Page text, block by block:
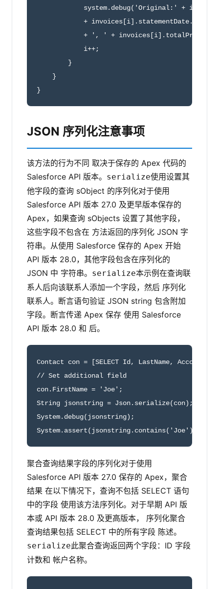
system.debug('Original:' +
+
            + ', ' + invoices[i].totalPrice);
            i++;
        }
    }
}
JSON 序列化注意事项
该方法的行为不同 取决于保存的 Apex 代码的
Salesforce API 版本。 serialize使用设置其
他字段的查询 sObject 的序列化对于使用
Salesforce API 版本 27.0 及更早版本保存的
Apex，如果查询 sObjects 设置了其他字段，
这些字段不包含在 方法返回的序列化 JSON 字
符串。从使用 Salesforce 保存的 Apex 开始
API 版本 28.0，其他字段包含在序列化的
JSON 中 字符串。 serialize本示例在查询联
系人后向该联系人添加一个字段，然后 序列化
联系人。断言语句验证 JSON string 包含附加
字段。断言传递 Apex 保存 使用 Salesforce
API 版本 28.0 和 后。
Contact con = [SELECT Id, LastName, AccountId
// Set additional field
con.FirstName = 'Joe';
String jsonstring = Json.serialize(con);
System.debug(jsonstring);
System.assert(jsonstring.contains('Joe') ==
聚合查询结果字段的序列化对于使用
Salesforce API 版本 27.0 保存的 Apex，聚合
结果 在以下情况下，查询不包括 SELECT 语句
中的字段 使用该方法序列化。对于早期 API 版
本或 API 版本 28.0 及更高版本， 序列化聚合
查询结果包括 SELECT 中的所有字段 陈述。
serialize此聚合查询返回两个字段：ID 字段
计数和 帐户名称。